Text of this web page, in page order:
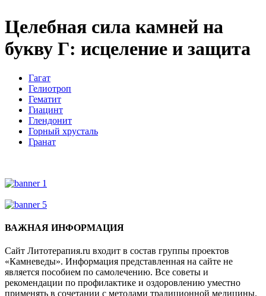
Целебная сила камней на
букву Г: исцеление и защита
Гагат
Гелиотроп
Гематит
Гиацинт
Глендонит
Горный хрусталь
Гранат
ВАЖНАЯ ИНФОРМАЦИЯ
Сайт Литотерапия.ru входит в состав группы проектов
«Камневеды». Информация представленная на сайте не
является пособием по самолечению. Все советы и
рекомендации по профилактике и оздоровлению уместно
применять в сочетании с методами традиционной медицины.